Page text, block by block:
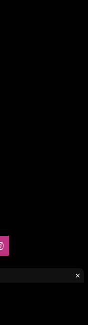
Instagram
Reserved
×